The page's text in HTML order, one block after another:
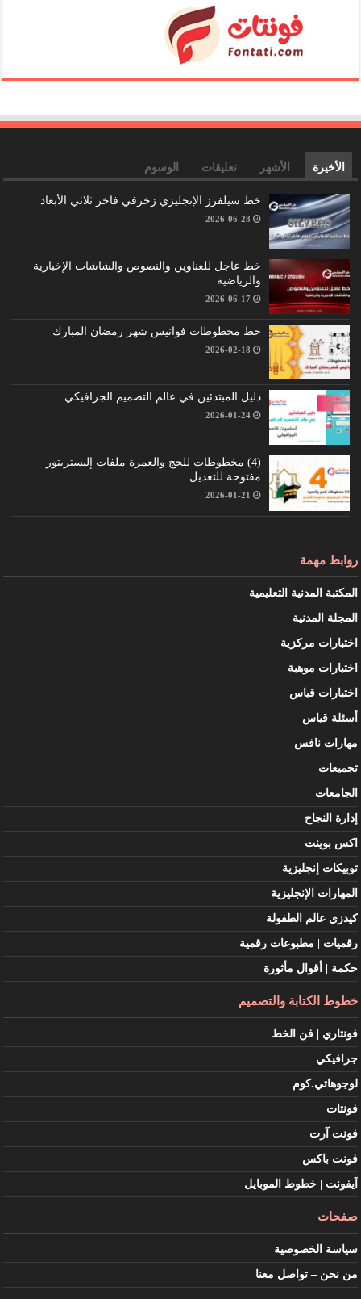
الأخيرة الأشهر تعليقات الوسوم
خط سيلفرز الإنجليزي زخرفي فاخر ثلاثي الأبعاد
2026-06-28
خط عاجل للعناوين والنصوص والشاشات الإخبارية
والرياضية
2026-06-17
خط مخطوطات فوانيس شهر رمضان المبارك
2026-02-18
دليل المبتدئين في عالم التصميم الجرافيكي
2026-01-24
(4) مخطوطات للحج والعمرة ملفات إليستريتور
مفتوحة للتعديل
2026-01-21
روابط مهمة
المكتبة المدنية التعليمية
المجلة المدنية
اختبارات مركزية
اختبارات موهبة
اختبارات قياس
أسئلة قياس
مهارات نافس
تجميعات
الجامعات
إدارة النجاح
اكس بوينت
توبيكات إنجليزية
المهارات الإنجليزية
كيدزي عالم الطفولة
رقميات | مطبوعات رقمية
حكمة | أقوال مأثورة
خطوط الكتابة والتصميم
فونتاري | فن الخط
جرافيكي
لوجوهاتي.كوم
فونتات
فونت آرت
فونت باكس
آيفونت | خطوط الموبايل
صفحات
سياسة الخصوصية
من نحن – تواصل معنا